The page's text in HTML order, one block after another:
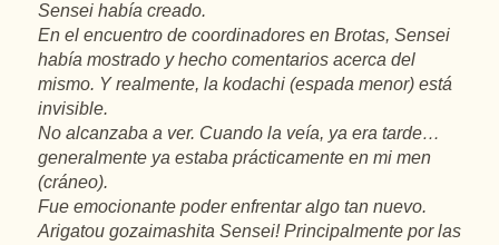
Sensei había creado.
En el encuentro de coordinadores en Brotas, Sensei
había mostrado yhecho comentarios acerca del
mismo. Y realmente, la kodachi (espada menor) está
invisible.
No alcanzaba a ver. Cuando la veía, ya era tarde…
generalmente ya estaba prácticamente en mi men
(cráneo).
Fue emocionante poder enfrentar algo tan nuevo.
Arigatou gozaimashita Sensei! Principalmente por las